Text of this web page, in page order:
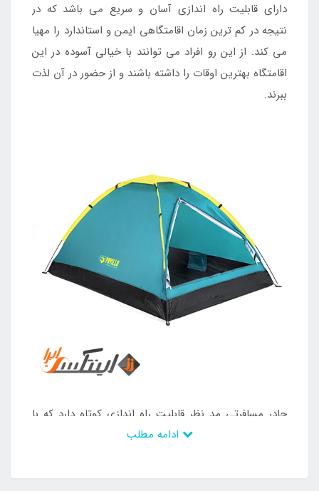
دارای قابلیت راه اندازی آسان و سریع می باشد که در
نتیجه در کم ترین زمان اقامتگاهی ایمن و استاندارد را مهیا
می کند. از این رو افراد می توانند با خیالی آسوده در این
اقامتگاه بهترین اوقات را داشته باشند و از حضور در آن لذت
ببرند.
چادر مسافرتی مد نظر قابلیت راه اندازی کوتاه دارد که با
اتصال سازه و بدنه میسر می شود. از آن جایی که ساختار